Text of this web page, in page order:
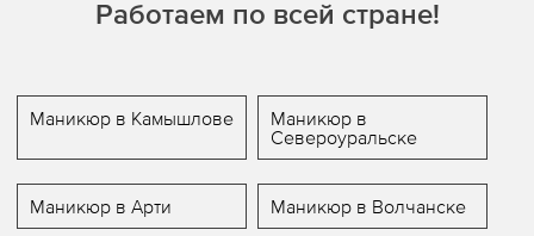
Работаем по всей стране!
Маникюр в Камышлове
Маникюр в
Североуральске
Маникюр в Арти Маникюр в Волчанске